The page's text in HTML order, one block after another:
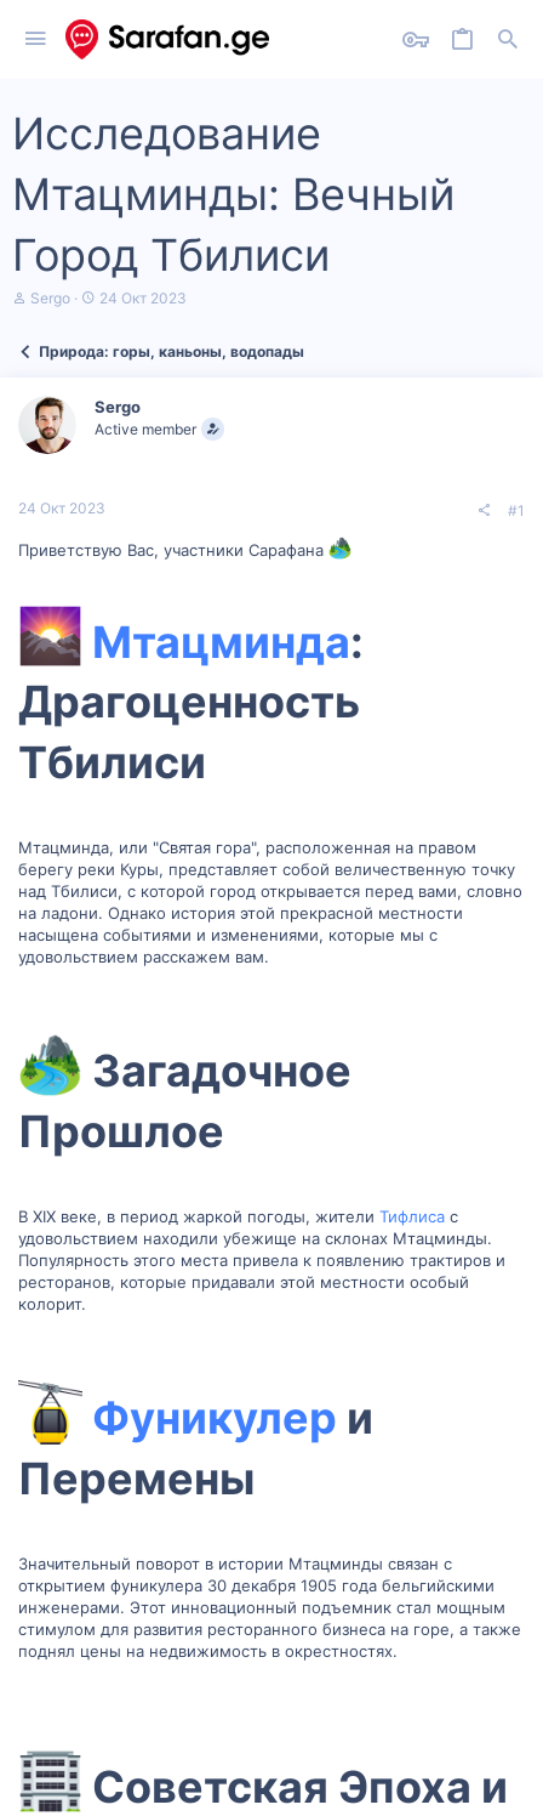
Исследование
Мтацминды: Вечный
Город Тбилиси
А
е
м
ы
Sergo
Д
а
ч
а
24 Окт 2023
Природа: горы, каньоны, водопады
Sergo
Active member
24 Окт 2023 #1
Приветствую Вас, участники Сарафана
Мтацминда:
Драгоценность
Тбилиси​
Мтацминда, или "Святая гора", расположенная на правом
берегу реки Куры, представляет собой величественную точку
над Тбилиси, с которой город открывается перед вами, словно
на ладони. Однако история этой прекрасной местности
насыщена событиями и изменениями, которые мы с
удовольствием расскажем вам.
Загадочное
Прошлое​
В XIX веке, в период жаркой погоды, жители Тифлиса с
удовольствием находили убежище на склонах Мтацминды.
Популярность этого места привела к появлению трактиров и
ресторанов, которые придавали этой местности особый
колорит.
Фуникулер и
Перемены​
Значительный поворот в истории Мтацминды связан с
открытием фуникулера 30 декабря 1905 года бельгийскими
инженерами. Этот инновационный подъемник стал мощным
стимулом для развития ресторанного бизнеса на горе, а также
поднял цены на недвижимость в окрестностях.
Советская Эпоха и